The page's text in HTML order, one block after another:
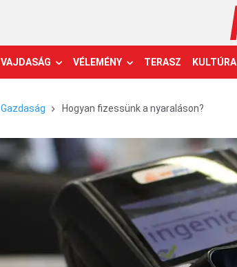
VAJDASÁG VÉLEMÉNY TERASZ KULTÚRA
Gazdaság Hogyan fizessünk a nyaraláson?